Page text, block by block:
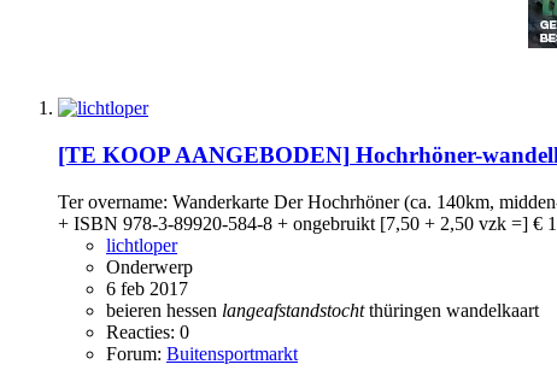
[TE KOOP AANGEBODEN] Hochrhöner-
Ter overname: Wanderkarte Der Hochrhöner (ca. 140km,
+ ISBN 978-3-89920-584-8 + ongebruikt [7,50 + 2,50 vzk =] €
lichtloper
Onderwerp
6 feb 2017
beieren hessen langeafstandstocht thüringen wandelkaart
Reacties: 0
Forum: Buitensportmarkt